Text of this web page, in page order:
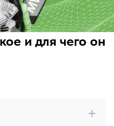
и для чего он